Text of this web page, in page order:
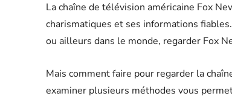
La chaîne de télévision américaine Fox
charismatiques et ses informations
ou ailleurs dans le monde, regarder Fox
Mais comment faire pour regarder la
examiner plusieurs méthodes vous